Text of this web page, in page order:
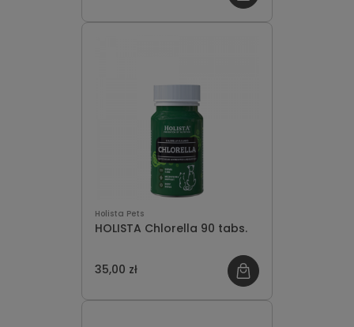
Holista Pets
HOLISTA Chlorella 90 tabs.
35,00 zł